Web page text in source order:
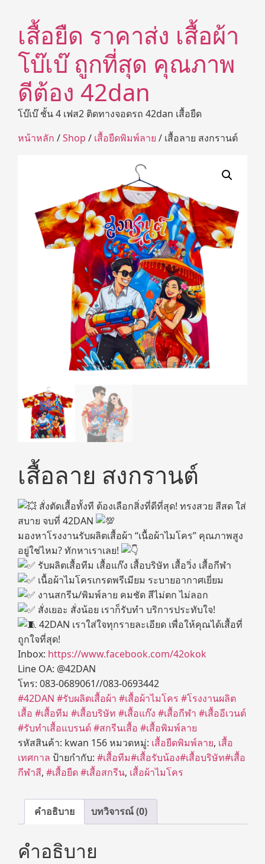
เสื้อยืด ราคาส่ง เสื้อผ้า
โบ๊เบ๊ ถูกที่สุด คุณภาพ
ดีต้อง 42dan
โบ๊เบ๊ ชั้น 4 เฟส2 ติดทางจอดรถ 42dan เสื้อยืด
หน้าหลัก /Shop / เสื้อยืดพิมพ์ลาย / เสื้อลาย สงกรานต์
เสื้อลาย สงกรานต์
สั่งตัดเสื้อทั้งที ต้องเลือกสิ่งที่ดีที่สุด! ทรงสวย สีสด ใส่
สบาย จบที่ 42DAN
มองหาโรงงานรับผลิตเสื้อผ้า “เนื้อผ้าไมโคร” คุณภาพสูง
อยู่ใช่ไหม? ทักหาเราเลย!
รับผลิตเสื้อทีม เสื้อแก๊ง เสื้อบริษัท เสื้อวิ่ง เสื้อกีฬา
เนื้อผ้าไมโครเกรดพรีเมียม ระบายอากาศเยี่ยม
งานสกรีน/พิมพ์ลาย คมชัด สีไม่ตก ไม่ลอก
สั่งเยอะ สั่งน้อย เราก็รับทำ บริการประทับใจ!
42DAN เราใส่ใจทุกรายละเอียด เพื่อให้คุณได้เสื้อที่
ถูกใจที่สุด!
Inbox: https://www.facebook.com/42okok
Line OA: @42DAN
โทร: 083-0689061//083-0693442
#42DAN #รับผลิตเสื้อผ้า #เสื้อผ้าไมโคร #โรงงานผลิต
เสื้อ #เสื้อทีม #เสื้อบริษัท #เสื้อแก๊ง #เสื้อกีฬา #เสื้ออีเวนต์
#รับทำเสื้อแบรนด์#สกรีนเสื้อ #เสื้อพิมพ์ลาย
รหัสสินค้า: kwan 156หมวดหมู่: เสื้อยืดพิมพ์ลาย, เสื้อ
เทศกาล ป้ายกำกับ: #เสื้อทีม#เสื้อรับน้อง#เสื้อบริษัท#เสื้อ
กีฬาสี, #เสื้อยืด #เสื้อสกรีน, เสื้อผ้าไมโคร
คำอธิบาย บทวิจารณ์ (0)
คำอธิบาย